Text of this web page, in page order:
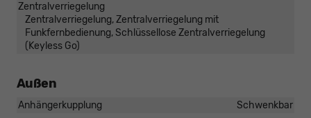
Zentralverriegelung
Zentralverriegelung, Zentralverriegelung mit
Funkfernbedienung, Schlüssellose Zentralverriegelung
(Keyless Go)
Außen
Anhängerkupplung
Schwenkbar